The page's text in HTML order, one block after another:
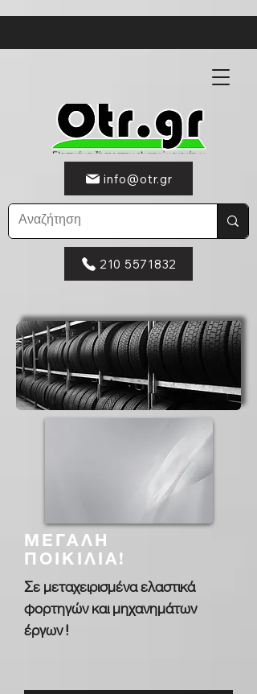
info@otr.gr
210 5571832
ΜΕΓΑΛΗ
ΠΟΙΚΙΛΙΑ!
Σε μεταχειρισμένα ελαστικά
φορτηγών και μηχανημάτων
έργων !